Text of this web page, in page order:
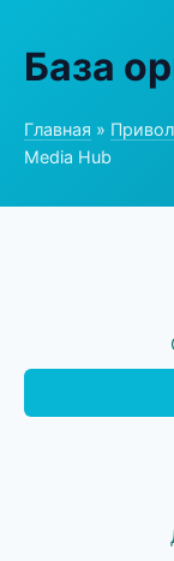
База
Главная »
Media Hub